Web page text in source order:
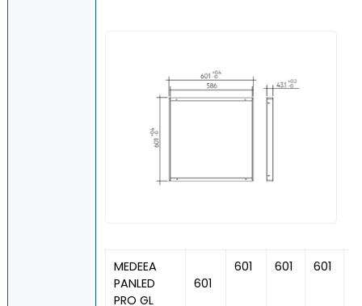
MEDEEA
PANLED
PRO GL
601
601 601 601